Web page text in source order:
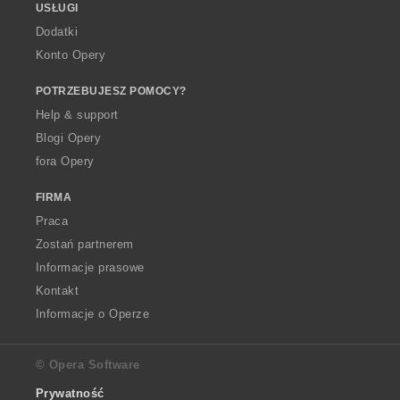
USŁUGI
Dodatki
Konto Opery
POTRZEBUJESZ POMOCY?
Help & support
Blogi Opery
fora Opery
FIRMA
Praca
Zostań partnerem
Informacje prasowe
Kontakt
Informacje o Operze
© Opera Software
Prywatność